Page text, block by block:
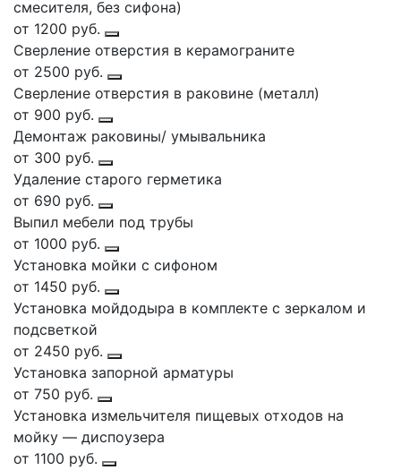
смесителя, без сифона)
от 1200 руб.
Сверление отверстия в керамограните
от 2500 руб.
Сверление отверстия в раковине (металл)
от 900 руб.
Демонтаж раковины/ умывальника
от 300 руб.
Удаление старого герметика
от 690 руб.
Выпил мебели под трубы
от 1000 руб.
Установка мойки с сифоном
от 1450 руб.
Установка мойдодыра в комплекте с зеркалом и
подсветкой
от 2450 руб.
Установка запорной арматуры
от 750 руб.
Установка измельчителя пищевых отходов на
мойку — диспоузера
от 1100 руб.